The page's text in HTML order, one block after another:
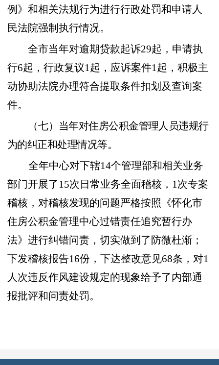
例》和相关法规行为进行行政处罚和申请人
民法院强制执行情况。
全市当年对逾期贷款起诉29起，申请执
行6起，行政复议1起，应诉案件1起，积极主
动协助法院办理符合提取条件扣划及查询案
件。
（七） 当年对住房公积金管理人员违规行
为的纠正和处理情况等。
全年中心对下辖14个管理部和相关业务
部门开展了 15次日常业务全面稽核， 1次专案
稽核，对稽核发现的问题严格按照《怀化市
住房公积金管理中心过错责任追究暂行办
法》进行纠错问责，切实做到了防微杜渐；
下发稽核报告16份，下达整改意见68条，对1
人次违反作风建设规定的现象给予了内部通
报批评和问责处罚。